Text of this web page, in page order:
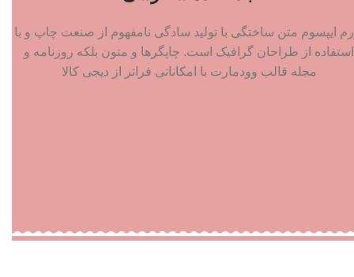
ایپسوم متن ساختگی با تولید سادگی نامفهوم از صنعت چاپ و با
استفاده از طراحان گرافیک است. چاپگرها و متون بلکه روزنامه و
مجله قالب وودمارت با امکاناتی فراتر از دیجی کالا